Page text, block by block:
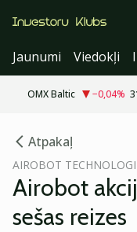
Jaunumi
Viedokļi
OMX Baltic −0,04%
Atpakaļ
AIROBOT
Airobot
sešas reizes